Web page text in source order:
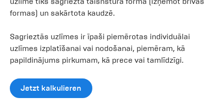
formas) un sakārtota kaudzē.
Sagrieztās uzlīmes ir īpaši piemērotas individuālai
uzlīmes izplatīšanai vai nodošanai, piemēram, kā
papildinājums pirkumam, kā prece vai tamlīdzīgi.
Jetzt kalkulieren